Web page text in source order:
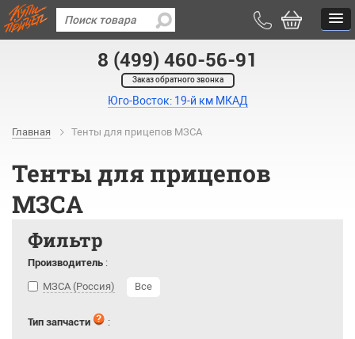
8 (499) 460-56-91
Заказ обратного звонка
Юго-Восток: 19-й км МКАД
Главная Тенты для прицепов МЗСА
Тенты для прицепов
МЗСА
Фильтр
Производитель :
МЗСА (Россия)
Все
Тип запчасти
: